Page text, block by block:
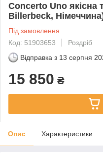
Concerto Uno якісна
Billerbeck,
Під замовлення
Код: 51903653
Роздріб
Відправка з 13 серпня
15 850 ₴
Опис Характеристики